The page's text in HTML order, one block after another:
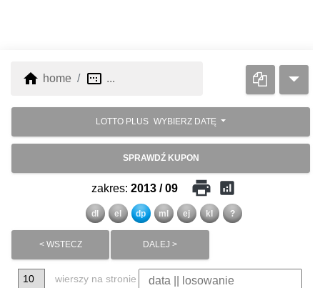
home home image_aspect_ratio ...
LOTTO PLUS WYBIERZ DATĘ
SPRAWDŹ KUPON
zakres: 2013 / 09 print analytics
dl el dp ml ej kl ?
< WSTECZ DALEJ >
wierszy na stronie